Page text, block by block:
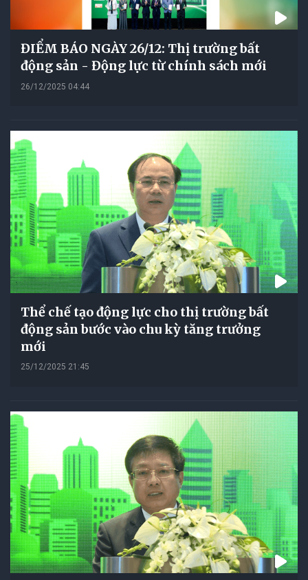
ĐIỂM BÁO NGÀY 26/12: Thị trường bất
động sản - Động lực từ chính sách mới
26/12/2025 04:44
Thể chế tạo động lực cho thị trường bất
động sản bước vào chu kỳ tăng trưởng
mới
25/12/2025 21:45